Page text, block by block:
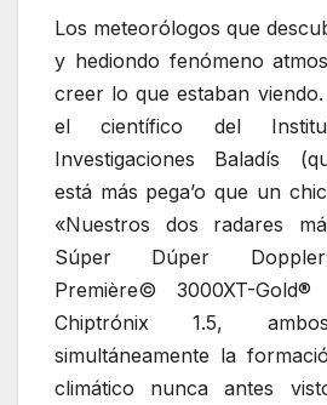
Los meteorólogos que
y hediondo fenómeno
creer lo que estaban
el científico del
Investigaciones Baladís
está más pega’o que un
«Nuestros dos radares
Súper Dúper
Première© 3000XT-
Chiptrónix 1.5,
simultáneamente la
climático nunca antes